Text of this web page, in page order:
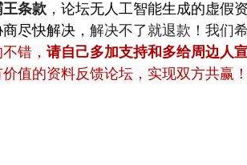
条款 ，论坛无人工智能生成的虚假
尽快解决 ，解决不了就退款！我们
不错，请自己多加支持和多给周边人
值的资料反馈论坛，实现双方共赢！